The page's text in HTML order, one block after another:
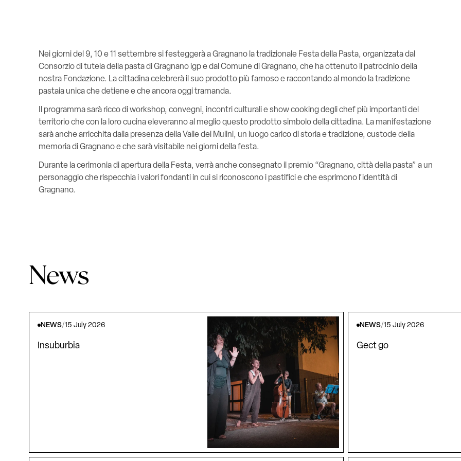
Nei giorni del 9, 10 e 11 settembre si festeggerà a Gragnano la tradizionale Festa della Pasta, organizzata dal
Consorzio di tutela della pasta di Gragnano igp e dal Comune di Gragnano, che ha ottenuto il patrocinio della
nostra Fondazione. La cittadina celebrerà il suo prodotto più famoso e raccontando al mondo la tradizione
pastaia unica che detiene e che ancora oggi tramanda.
Il programma sarà ricco di workshop, convegni, incontri culturali e show cooking degli chef più importanti del
territorio che con la loro cucina eleveranno al meglio questo prodotto simbolo della cittadina. La manifestazione
sarà anche arricchita dalla presenza della Valle dei Mulini, un luogo carico di storia e tradizione, custode della
memoria di Gragnano e che sarà visitabile nei giorni della festa.
Durante la cerimonia di apertura della Festa, verrà anche consegnato il premio “Gragnano, città della pasta” a un
personaggio che rispecchia i valori fondanti in cui si riconoscono i pastifici e che esprimono l’identità di
Gragnano.
News
NEWS/15 July 2026
Insuburbia
NEWS/15 July 2026
Gect go